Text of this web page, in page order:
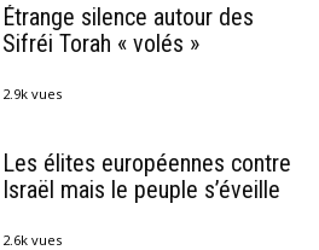
Étrange silence autour des
Sifréi Torah « volés »
2.9k vues
Les élites européennes contre
Israël mais le peuple s’éveille
2.6k vues